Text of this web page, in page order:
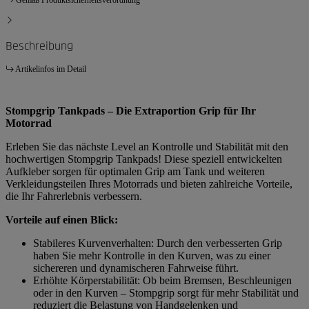
Beschreibung
Artikelinfos im Detail
Stompgrip Tankpads – Die Extraportion Grip für Ihr
Motorrad
Erleben Sie das nächste Level an Kontrolle und Stabilität mit den
hochwertigen Stompgrip Tankpads! Diese speziell entwickelten
Aufkleber sorgen für optimalen Grip am Tank und weiteren
Verkleidungsteilen Ihres Motorrads und bieten zahlreiche Vorteile,
die Ihr Fahrerlebnis verbessern.
Vorteile auf einen Blick:
Stabileres Kurvenverhalten: Durch den verbesserten Grip
haben Sie mehr Kontrolle in den Kurven, was zu einer
sichereren und dynamischeren Fahrweise führt.
Erhöhte Körperstabilität: Ob beim Bremsen, Beschleunigen
oder in den Kurven – Stompgrip sorgt für mehr Stabilität und
reduziert die Belastung von Handgelenken und